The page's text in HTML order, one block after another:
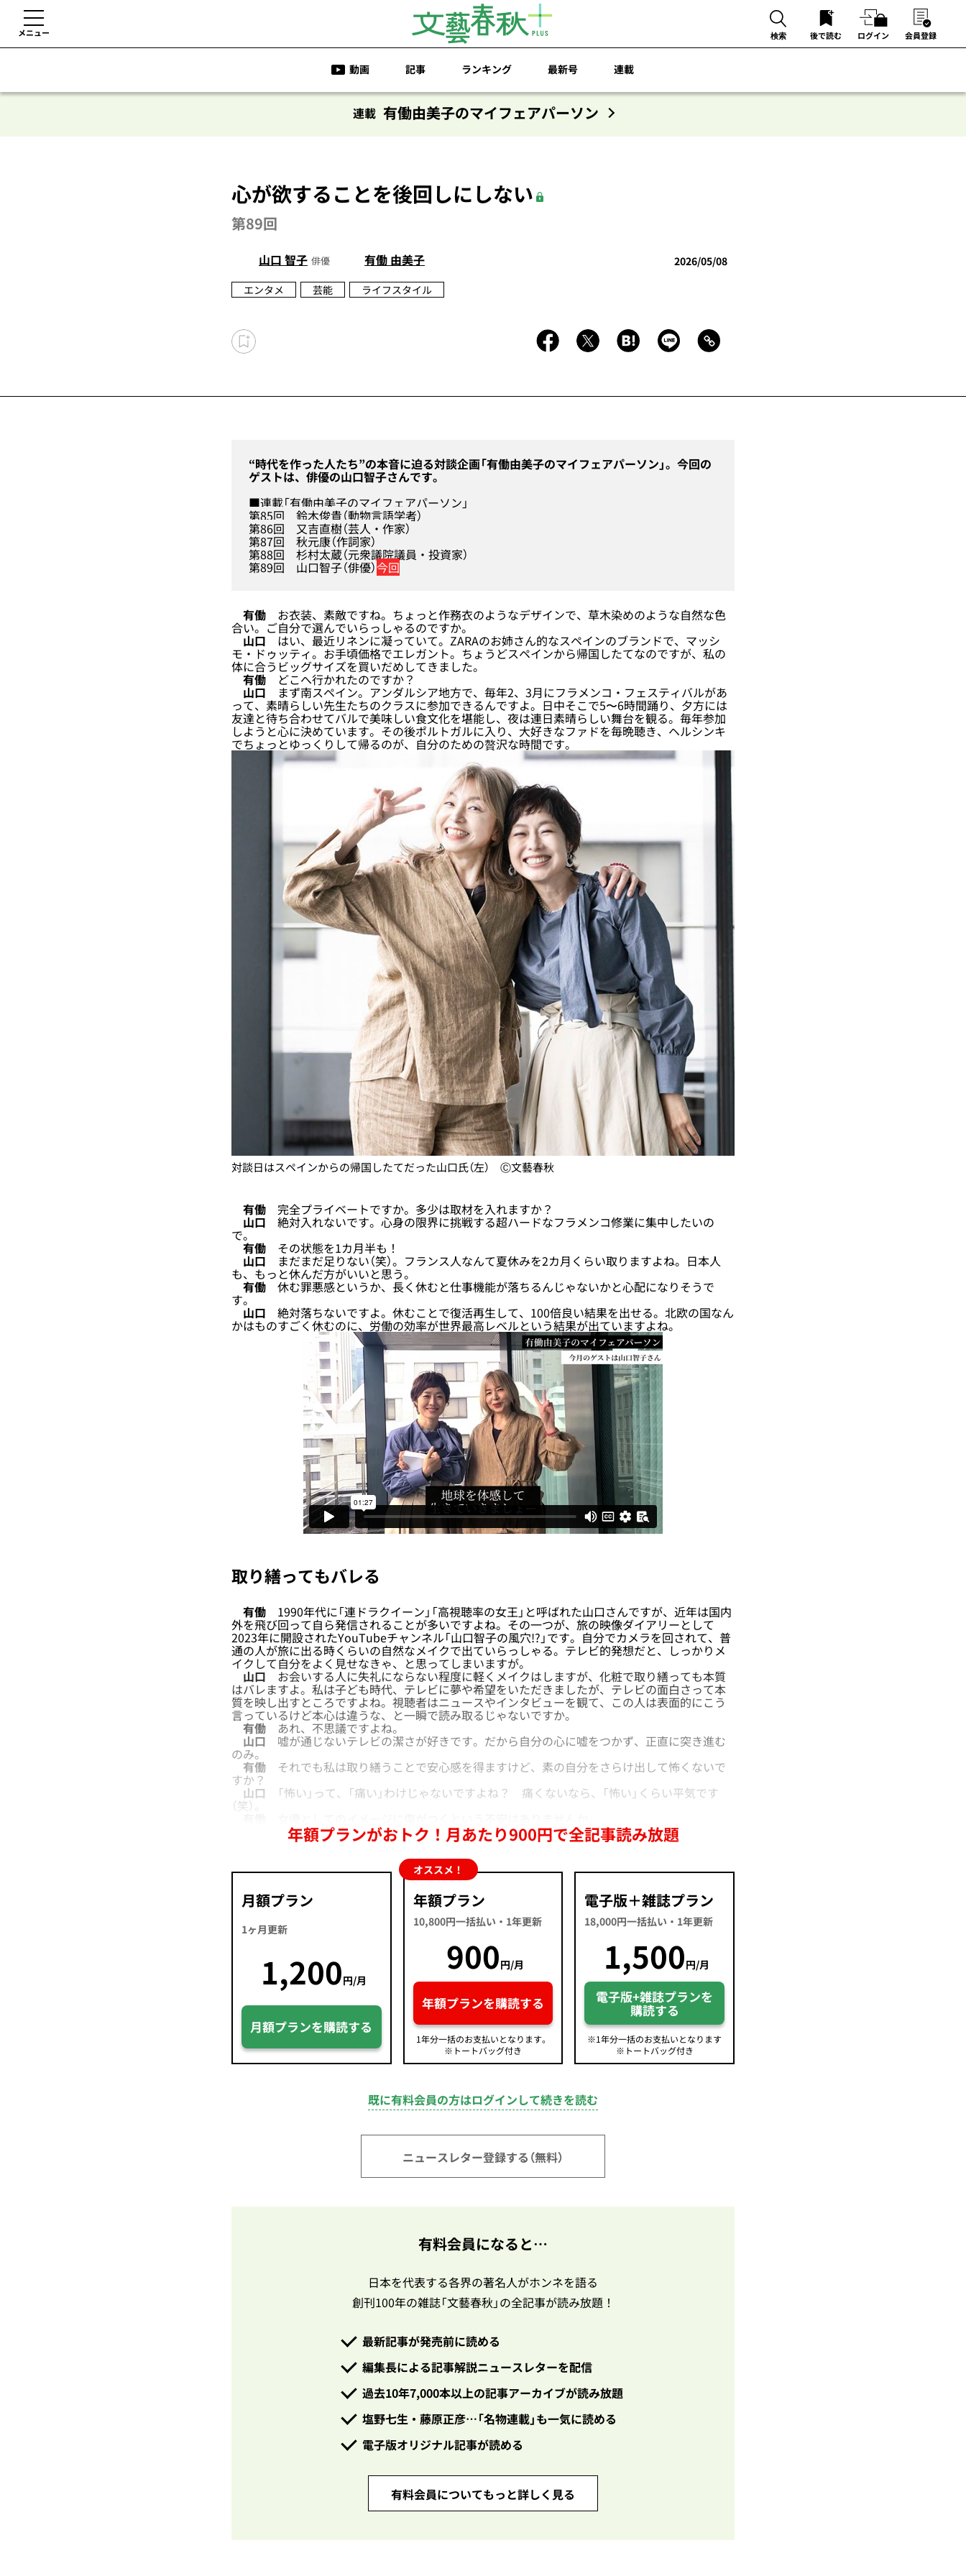
メニュー 検索 後で読む ログイン 会員登録
動画 記事 ランキング 最新号 連載
連載 有働由美子のマイフェアパーソン
心が欲することを後回しにしない
第89回
山口 智子 俳優 有働 由美子
2026/05/08
エンタメ
芸能 ライフスタイル
“時代を作った人たち”の本音に迫る対談企画「有働由美子のマイフェアパーソン」。今回の
ゲストは、俳優の山口智子さんです。
■連載「有働由美子のマイフェアパーソン」
第85回 鈴木俊貴（動物言語学者）
第86回 又吉直樹（芸人・作家）
第87回 秋元康（作詞家）
第88回 杉村太蔵（元衆議院議員・投資家）
第89回 山口智子（俳優）今回
有働 お衣装、素敵ですね。ちょっと作務衣のようなデザインで、草木染めのような自然な色
合い。ご自分で選んでいらっしゃるのですか。
山口 はい、最近リネンに凝っていて。ZARAのお姉さん的なスペインのブランドで、マッシ
モ・ドゥッティ。お手頃価格でエレガント。ちょうどスペインから帰国したてなのですが、私の
体に合うビッグサイズを買いだめしてきました。
有働 どこへ行かれたのですか？
山口 まず南スペイン。アンダルシア地方で、毎年2、3月にフラメンコ・フェスティバルがあ
って、素晴らしい先生たちのクラスに参加できるんですよ。日中そこで5〜6時間踊り、夕方には
友達と待ち合わせてバルで美味しい食文化を堪能し、夜は連日素晴らしい舞台を観る。毎年参加
しようと心に決めています。その後ポルトガルに入り、大好きなファドを毎晩聴き、ヘルシンキ
でちょっとゆっくりして帰るのが、自分のための贅沢な時間です。
対談日はスペインからの帰国したてだった山口氏（左） Ⓒ文藝春秋
有働 完全プライベートですか。多少は取材を入れますか？
山口 絶対入れないです。心身の限界に挑戦する超ハードなフラメンコ修業に集中したいの
で。
有働 その状態を1カ月半も！
山口 まだまだ足りない（笑）。フランス人なんて夏休みを2カ月くらい取りますよね。日本人
も、もっと休んだ方がいいと思う。
有働 休む罪悪感というか、長く休むと仕事機能が落ちるんじゃないかと心配になりそうで
す。
山口 絶対落ちないですよ。休むことで復活再生して、100倍良い結果を出せる。北欧の国なん
かはものすごく休むのに、労働の効率が世界最高レベルという結果が出ていますよね。
取り繕ってもバレる
有働 1990年代に「連ドラクイーン」「高視聴率の女王」と呼ばれた山口さんですが、近年は国内
外を飛び回って自ら発信されることが多いですよね。その一つが、旅の映像ダイアリーとして
2023年に開設されたYouTubeチャンネル「山口智子の風穴!?」です。自分でカメラを回されて、普
通の人が旅に出る時くらいの自然なメイクで出ていらっしゃる。テレビ的発想だと、しっかりメ
イクして自分をよく見せなきゃ、と思ってしまいますが。
山口 お会いする人に失礼にならない程度に軽くメイクはしますが、化粧で取り繕っても本質
はバレますよ。私は子ども時代、テレビに夢や希望をいただきましたが、テレビの面白さって本
質を映し出すところですよね。視聴者はニュースやインタビューを観て、この人は表面的にこう
言っているけど本心は違うな、と一瞬で読み取るじゃないですか。
有働 あれ、不思議ですよね。
山口 嘘が通じないテレビの潔さが好きです。だから自分の心に嘘をつかず、正直に突き進む
のみ。
有働 それでも私は取り繕うことで安心感を得ますけど、素の自分をさらけ出して怖くないで
すか？
山口 「怖い」って、「痛い」わけじゃないですよね？ 痛くないなら、「怖い」くらい平気です
（笑）。
年額プランがおトク！月あたり900円で全記事読み放題
月額プラン
1ヶ月更新
1,200円/月
月額プランを購読する
オススメ！
年額プラン
10,800円一括払い・1年更新
900円/月
年額プランを購読する
1年分一括のお支払いとなります。
※トートバッグ付き
電子版＋雑誌プラン
18,000円一括払い・1年更新
1,500円/月
電子版+雑誌プランを
購読する
※1年分一括のお支払いとなります
※トートバッグ付き
既に有料会員の方はログインして続きを読む
ニュースレター登録する（無料）
有料会員になると…
日本を代表する各界の著名人がホンネを語る
創刊100年の雑誌「文藝春秋」の全記事が読み放題！
最新記事が発売前に読める
編集長による記事解説ニュースレターを配信
過去10年7,000本以上の記事アーカイブが読み放題
塩野七生・藤原正彦…「名物連載」も一気に読める
電子版オリジナル記事が読める
有料会員についてもっと詳しく見る